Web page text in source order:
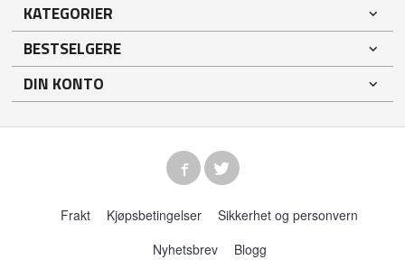
KATEGORIER
BESTSELGERE
DIN KONTO
Frakt Kjøpsbetingelser
Sikkerhet og personvern
Nyhetsbrev
Blogg